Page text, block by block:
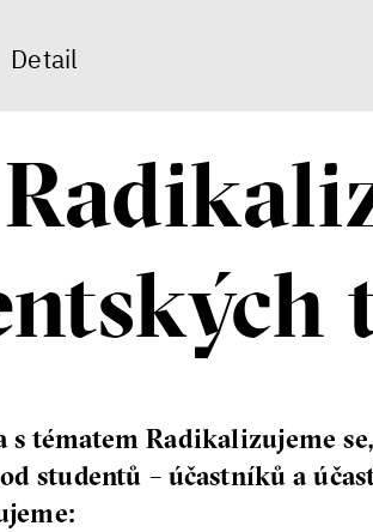
Detail
tématem Radikalizujeme
studentů – účastníků a